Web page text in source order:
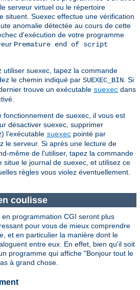
serveur virtuel ou le répertoire
situent. Suexec effectue une vérification
anomalie détectée au cours de cette
d'exécution de votre programme
Premature end of script
utiliser suexec, tapez la commande
le chemin indiqué par SUEXEC_BIN . Si
trouve un exécutable suexec dans
fonctionnement de suexec, il vous est
désactiver suexec, supprimer
l'exécutable suexec pointé par
le serveur. Si après une lecture de
même de l'utiliser, tapez la commande
le journal de suexec, et utilisez ce
règles vous violez éventuellement.
coulisse
programmation CGI seront plus
pour vous de mieux comprendre
et en particulier la manière dont le
entre eux. En effet, bien qu'il soit
programme qui affiche "Bonjour tout le
à grand chose.